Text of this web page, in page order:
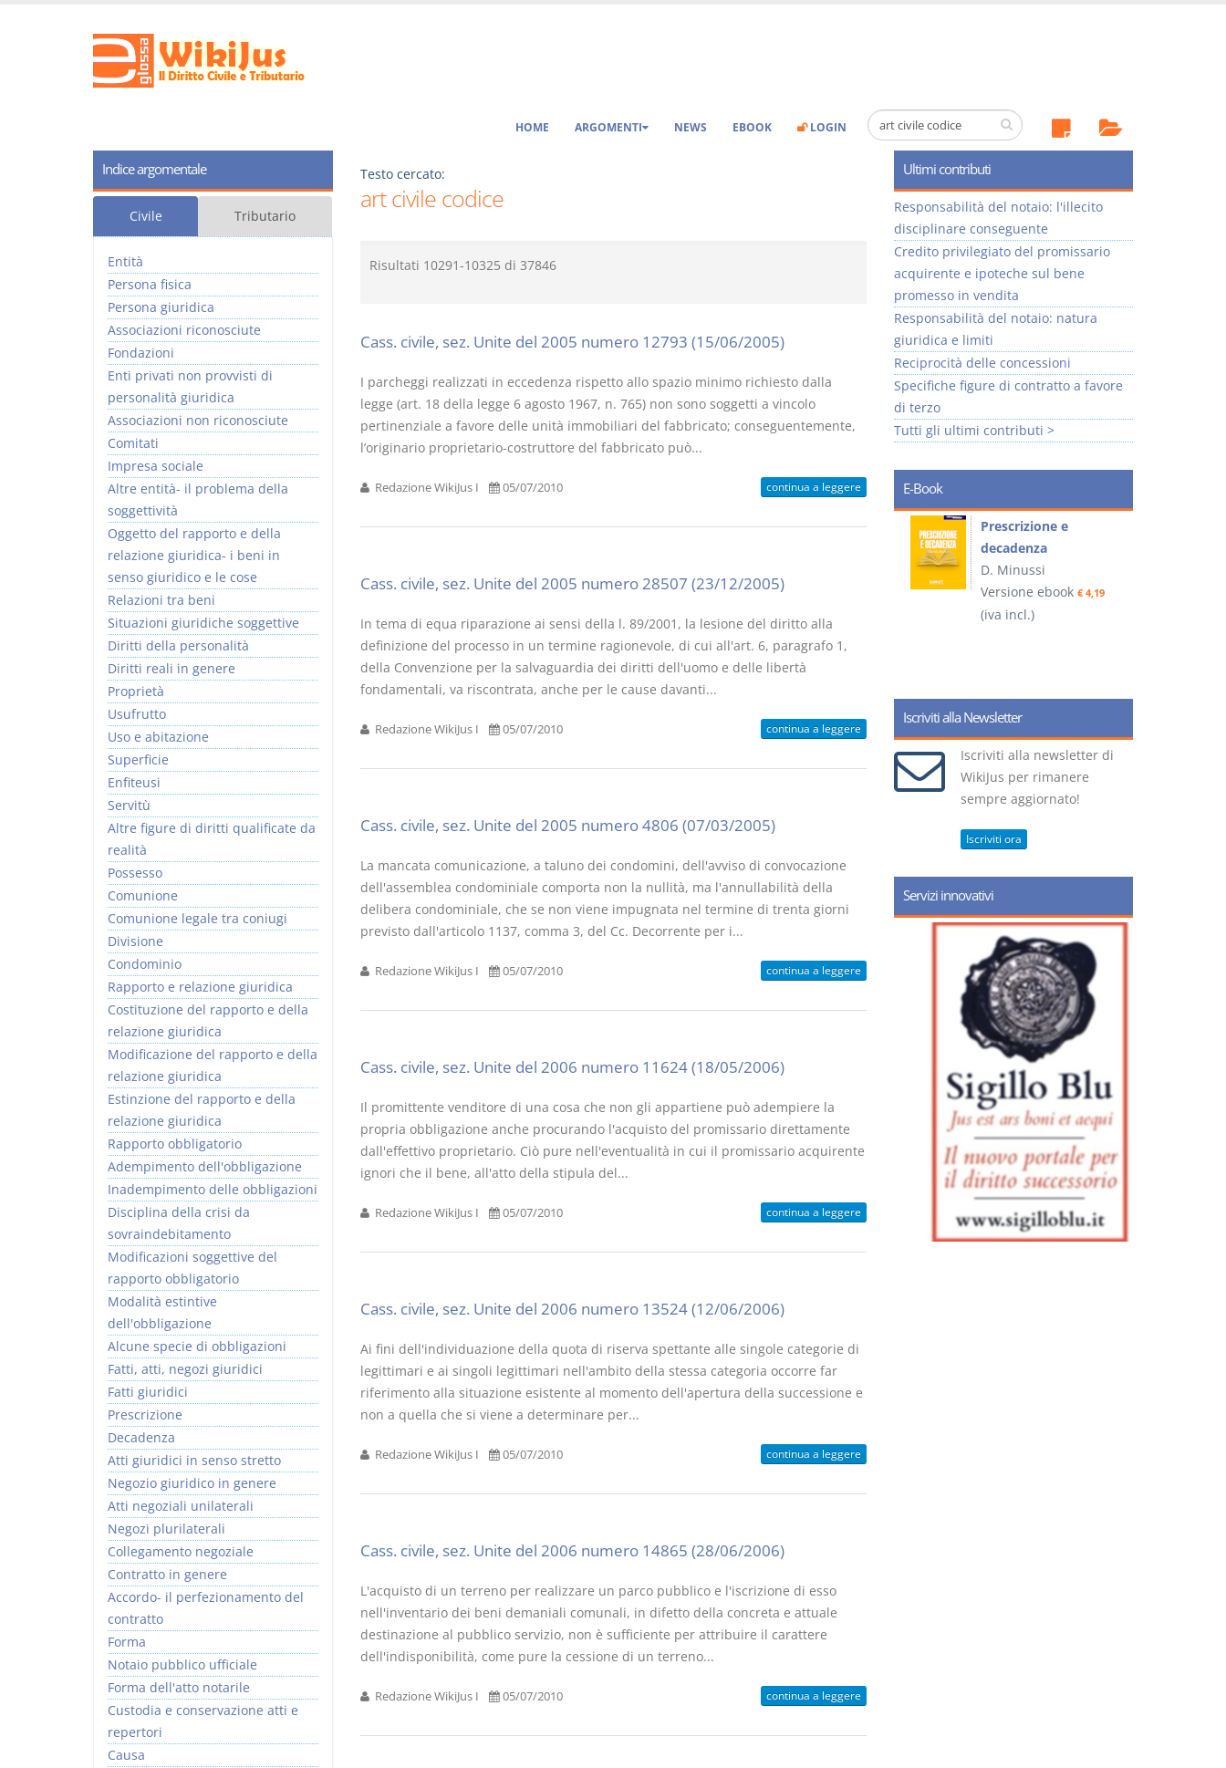
HOME ARGOMENTI NEWS EBOOK LOGIN
Testo cercato:
art civile codice
Risultati 10291-10325 di 37846
Cass. civile, sez. Unite del 2005 numero 12793 (15/06/2005)
I parcheggi realizzati in eccedenza rispetto allo spazio minimo richiesto dalla
legge (art. 18 della legge 6 agosto 1967, n. 765) non sono soggetti a vincolo
pertinenziale a favore delle unità immobiliari del fabbricato; conseguentemente,
l’originario proprietario-costruttore del fabbricato può...
Redazione WikiJus I 05/07/2010 continua a leggere
Cass. civile, sez. Unite del 2005 numero 28507 (23/12/2005)
In tema di equa riparazione ai sensi della l. 89/2001, la lesione del diritto alla
definizione del processo in un termine ragionevole, di cui all'art. 6, paragrafo 1,
della Convenzione per la salvaguardia dei diritti dell'uomo e delle libertà
fondamentali, va riscontrata, anche per le cause davanti...
Redazione WikiJus I 05/07/2010 continua a leggere
Cass. civile, sez. Unite del 2005 numero 4806 (07/03/2005)
La mancata comunicazione, a taluno dei condomini, dell'avviso di convocazione
dell'assemblea condominiale comporta non la nullità, ma l'annullabilità della
delibera condominiale, che se non viene impugnata nel termine di trenta giorni
previsto dall'articolo 1137, comma 3, del Cc. Decorrente per i...
Redazione WikiJus I 05/07/2010 continua a leggere
Cass. civile, sez. Unite del 2006 numero 11624 (18/05/2006)
Il promittente venditore di una cosa che non gli appartiene può adempiere la
propria obbligazione anche procurando l'acquisto del promissario direttamente
dall'effettivo proprietario. Ciò pure nell'eventualità in cui il promissario acquirente
ignori che il bene, all'atto della stipula del...
Redazione WikiJus I 05/07/2010 continua a leggere
Cass. civile, sez. Unite del 2006 numero 13524 (12/06/2006)
Ai fini dell'individuazione della quota di riserva spettante alle singole categorie di
legittimari e ai singoli legittimari nell'ambito della stessa categoria occorre far
riferimento alla situazione esistente al momento dell'apertura della successione e
non a quella che si viene a determinare per...
Redazione WikiJus I 05/07/2010 continua a leggere
Cass. civile, sez. Unite del 2006 numero 14865 (28/06/2006)
L'acquisto di un terreno per realizzare un parco pubblico e l'iscrizione di esso
nell'inventario dei beni demaniali comunali, in difetto della concreta e attuale
destinazione al pubblico servizio, non è sufficiente per attribuire il carattere
dell'indisponibilità, come pure la cessione di un terreno...
Redazione WikiJus I 05/07/2010 continua a leggere
Indice argomentale
Civile Tributario
Entità
Persona fisica
Persona giuridica
Associazioni riconosciute
Fondazioni
Enti privati non provvisti di
personalità giuridica
Associazioni non riconosciute
Comitati
Impresa sociale
Altre entità- il problema della
soggettività
Oggetto del rapporto e della
relazione giuridica- i beni in
senso giuridico e le cose
Relazioni tra beni
Situazioni giuridiche soggettive
Diritti della personalità
Diritti reali in genere
Proprietà
Usufrutto
Uso e abitazione
Superficie
Enfiteusi
Servitù
Altre figure di diritti qualificate da
realità
Possesso
Comunione
Comunione legale tra coniugi
Divisione
Condominio
Rapporto e relazione giuridica
Costituzione del rapporto e della
relazione giuridica
Modificazione del rapporto e della
relazione giuridica
Estinzione del rapporto e della
relazione giuridica
Rapporto obbligatorio
Adempimento dell'obbligazione
Inadempimento delle obbligazioni
Disciplina della crisi da
sovraindebitamento
Modificazioni soggettive del
rapporto obbligatorio
Modalità estintive
dell'obbligazione
Alcune specie di obbligazioni
Fatti, atti, negozi giuridici
Fatti giuridici
Prescrizione
Decadenza
Atti giuridici in senso stretto
Negozio giuridico in genere
Atti negoziali unilaterali
Negozi plurilaterali
Collegamento negoziale
Contratto in genere
Accordo- il perfezionamento del
contratto
Forma
Notaio pubblico ufficiale
Forma dell'atto notarile
Custodia e conservazione atti e
repertori
Causa
Ultimi contributi
Responsabilità del notaio: l'illecito
disciplinare conseguente
Credito privilegiato del promissario
acquirente e ipoteche sul bene
promesso in vendita
Responsabilità del notaio: natura
giuridica e limiti
Reciprocità delle concessioni
Specifiche figure di contratto a favore
di terzo
Tutti gli ultimi contributi >
E-Book
I Vincoli Preliminari
Versione ebook€ 4,19
(iva incl.)
Usufrutto Uso e
Versione ebook
(iva incl.)
Prescrizione e
decadenza
D. Minussi
Versione ebook € 4,19
(iva incl.)
Iscriviti alla Newsletter
Iscriviti alla newsletter di
WikiJus per rimanere
sempre aggiornato!
Iscriviti ora
Servizi innovativi